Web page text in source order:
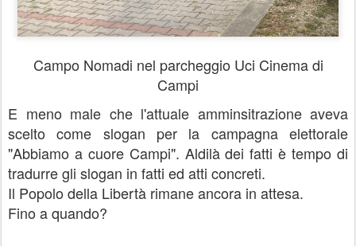
Campo Nomadi nel parcheggio Uci Cinema di
Campi
E meno male che l'attuale amminsitrazione aveva
scelto come slogan per la campagna elettorale
"Abbiamo a cuore Campi". Aldilà dei fatti è tempo di
tradurre gli slogan in fatti ed atti concreti.
Il Popolo della Libertà rimane ancora in attesa.
Fino a quando?